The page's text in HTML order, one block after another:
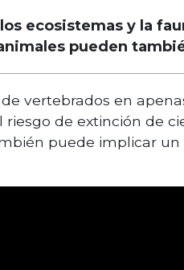
ecosistemas y la
pueden
vertebrados en
de extinción de
puede implicar un